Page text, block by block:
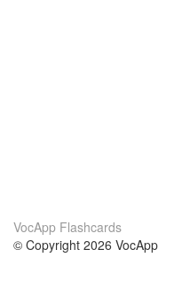
VocApp Flashcards
© Copyright 2026 VocApp